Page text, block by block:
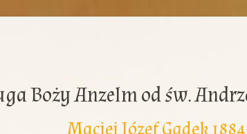
Boży Anzelm od św.
Maciej Józef Gądek